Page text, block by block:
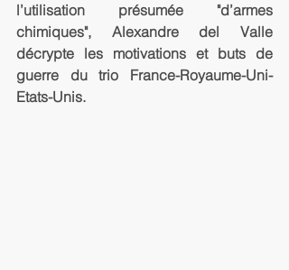
l’utilisation présumée "d’armes
chimiques", Alexandre del Valle
décrypte les motivations et buts de
guerre du trio France-Royaume-Uni-
Etats-Unis.